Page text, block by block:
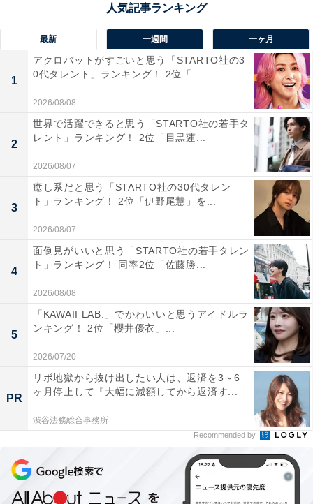
1位：阿部詩
A post shared by TEAM JAPAN (@teamjapanjoc)
最新 一週間 一ヶ月
1
アクロバットがすごいと思う「STARTO社の3
0代タレント」ランキング！ 2位「...
2026/08/08
2
世界で活躍できると思う「STARTO社の若手タ
レント」ランキング！ 2位「目黒蓮...
2026/08/07
3
癒し系だと思う「STARTO社の30代タレン
ト」ランキング！ 2位「伊野尾慧」を...
2026/08/07
4
面倒見がいいと思う「STARTO社の若手タレン
ト」ランキング！ 同率2位「佐藤勝...
2026/08/08
5
「KAWAII LAB.」でかわいいと思うアイドルラ
ンキング！ 2位「櫻井優衣」...
2026/07/20
PR
リボ地獄から抜け出したい人は、返済を3～6
ヶ月停止して『大幅に減額してから返済す...
渋谷法務総合事務所
Recommended by